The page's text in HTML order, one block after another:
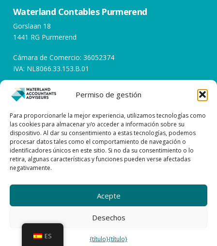
Permiso de gestión
Para proporcionarle la mejor experiencia, utilizamos tecnologías como
las cookies para almacenar y/o acceder a información sobre su
dispositivo. Al dar su consentimiento a estas tecnologías, podemos
procesar datos tales como el comportamiento de navegación o
identificadores únicos en este sitio. Si no da su consentimiento o lo
retira, algunas características y funciones pueden verse afectadas
negativamente.
Acepte
Desechos
{título}{título}
Waterland Contables Purmerend
Gorslaan 18
1441 RG Purmerend
Cámara de Comercio: 36052374
IVA: NL8066.33.153.B.01
Horarios de apertura
Días laborables de 08:00 a 17:00
Póngase en contacto con
0299 – 43 45 61
info@watacc.nl
CONDICIONES GENERALES DE CONTRATACIÓN
DECLARACIÓN DE CONFIDENCIALIDAD
| PROCEDIMIENTO DE RECLAMACIÓN
Waterland Contables y Asesores
ES